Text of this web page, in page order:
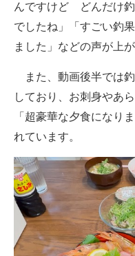
んですけど どんだけ
でしたね」「すごい釣
ました」などの声が上が
また、動画後半では
しており、お刺身やあ
「超豪華な夕食になり
れています。